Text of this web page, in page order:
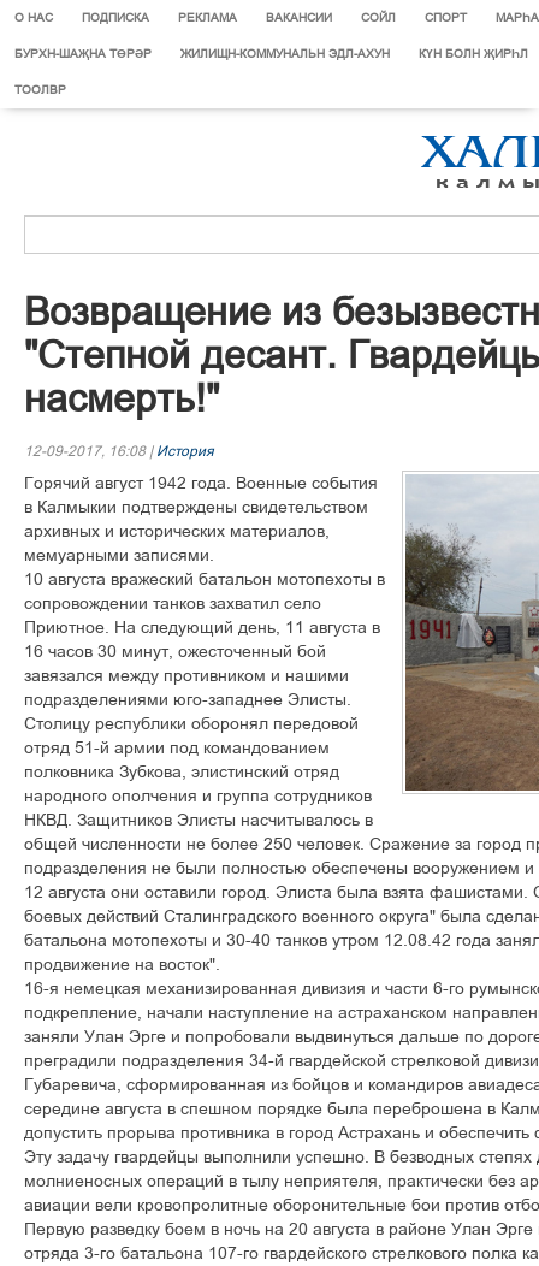
О НАС ПОДПИСКА РЕКЛАМА ВАКАНСИИ СОЙЛ СПОРТ
БУРХН-ШАҖНА ТӨРӘР ЖИЛИЩН-КОММУНАЛЬН ЭДЛ-АХУН КҮН БОЛН ҖИРҺЛ
ТООЛВР
Âîçâðàùåíèå èç
"Ñòåïíîé äåñàíò.
íàñìåðòü!"
12-09-2017, 16:08 | История
Ãîðÿ÷èé àâãóñò 1942 ãîäà. Âîåííûå ñîáûòèÿ
â Êàëìûêèè ïîäòâåðæäåíû ñâèäåòåëüñòâîì
àðõèâíûõ è èñòîðè÷åñêèõ ìàòåðèàëîâ,
ìåìóàðíûìè çàïèñÿìè.
10 àâãóñòà âðàæåñêèé áàòàëüîí ìîòîïåõîòû â
ñîïðîâîæäåíèè òàíêîâ çàõâàòèë ñåëî
Ïðèþòíîå. Íà ñëåäóþùèé äåíü, 11 àâãóñòà â
16 ÷àñîâ 30 ìèíóò, îæåñòî÷åííûé áîé
çàâÿçàëñÿ ìåæäó ïðîòèâíèêîì è íàøèìè
ïîäðàçäåëåíèÿìè þãî-çàïàäíåå Ýëèñòû.
Ñòîëèöó ðåñïóáëèêè îáîðîíÿë ïåðåäîâîé
îòðÿä 51-é àðìèè ïîä êîìàíäîâàíèåì
ïîëêîâíèêà Çóáêîâà, ýëèñòèíñêèé îòðÿä
íàðîäíîãî îïîë÷åíèÿ è ãðóïïà ñîòðóäíèêîâ
ÍÊÂÄ. Çàùèòíèêîâ Ýëèñòû íàñ÷èòûâàëîñü â
îáùåé ÷èñëåííîñòè íå áîëåå 250 ÷åëîâåê. Ñðàæåíèå çà
ïîäðàçäåëåíèÿ íå áûëè ïîëíîñòüþ îáåñïå÷åíû âîîðóæåíèåì
12 àâãóñòà îíè îñòàâèëè ãîðîä. Ýëèñòà áûëà âçÿòà
áîåâûõ äåéñòâèé Ñòàëèíãðàäñêîãî âîåííîãî îêðóãà" áûëà
áàòàëüîíà ìîòîïåõîòû è 30-40 òàíêîâ óòðîì 12.08.42 ãîäà çàíÿë
ïðîäâèæåíèå íà âîñòîê".
16-ÿ íåìåöêàÿ ìåõàíèçèðîâàííàÿ äèâèçèÿ è ÷àñòè 6-ãî
ïîäêðåïëåíèå, íà÷àëè íàñòóïëåíèå íà àñòðàõàíñêîì
çàíÿëè Óëàí Ýðãå è ïîïðîáîâàëè âûäâèíóòüñÿ äàëüøå ïî
ïðåãðàäèëè ïîäðàçäåëåíèÿ 34-é ãâàðäåéñêîé ñòðåëêîâîé
Ãóáàðåâè÷à, ñôîðìèðîâàííàÿ èç áîéöîâ è êîìàíäèðîâ
ñåðåäèíå àâãóñòà â ñïåøíîì ïîðÿäêå áûëà ïåðåáðîøåíà â
äîïóñòèòü ïðîðûâà ïðîòèâíèêà â ãîðîä Àñòðàõàíü è
Ýòó çàäà÷ó ãâàðäåéöû âûïîëíèëè óñïåøíî. Â áåçâîäíûõ
ìîëíèåíîñíûõ îïåðàöèé â òûëó íåïðèÿòåëÿ, ïðàêòè÷åñêè áåç
àâèàöèè âåëè êðîâîïðîëèòíûå îáîðîíèòåëüíûå áîè ïðîòèâ
Ïåðâóþ ðàçâåäêó áîåì â íî÷ü íà 20 àâãóñòà â ðàéîíå Óëàí
îòðÿäà 3-ãî áàòàëüîíà 107-ãî ãâàðäåéñêîãî ñòðåëêîâîãî ïîëêà